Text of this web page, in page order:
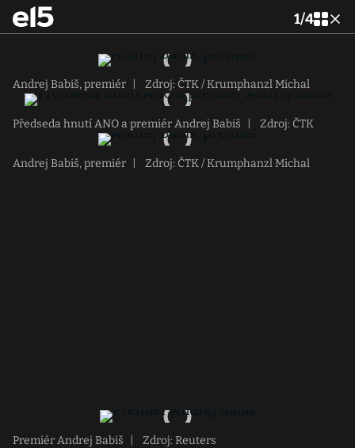
1/4
Andrej Babiš, premiér Zdroj: ČTK / Krumphanzl Michal
Předseda hnutí ANO a premiér Andrej Babiš Zdroj: ČTK
Andrej Babiš, premiér Zdroj: ČTK / Krumphanzl Michal
Premiér Andrej Babiš Zdroj: Reuters